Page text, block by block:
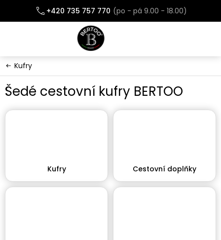
obsah
+420 735 757 770
Kufry
Šedé cestovní kufry BERTOO
Kufry Cestovní doplňky